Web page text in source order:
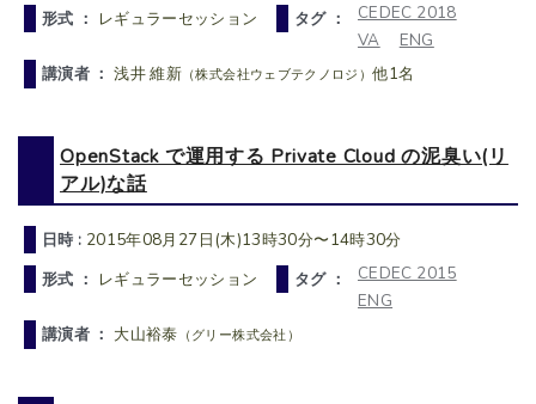
形式 ： レギュラーセッション タグ ：
CEDEC 2018
VA
ENG
講演者 ：浅井 維新 （株式会社ウェブテクノロジ）他1名
OpenStack で運用する Private Cloud の泥臭い(リ
アル)な話
日時 : 2015年08月27日(木)13時30分〜14時30分
形式 ： レギュラーセッション タグ ：
CEDEC 2015
ENG
講演者 ： 大山裕泰 （グリー株式会社）